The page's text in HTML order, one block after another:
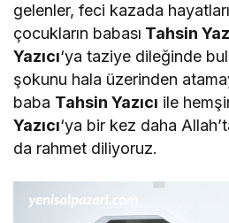
gelenler, feci kazada
çocukların babası Tahsin
Yazıcı‘ya taziye dileğinde
şokunu hala üzerinden
baba Tahsin Yazıcı ile
Yazıcı‘ya bir kez daha
da rahmet diliyoruz.